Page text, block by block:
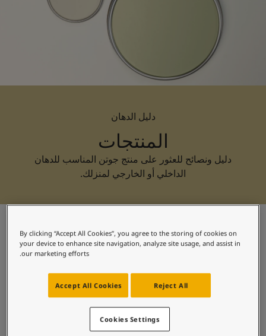
Book a painter
Contact Us
البحث عن موزع جوتن
مستندات المنتجات
أحجز خدمات الدهان
المنتجات
دليل الدهان
دليل ونصائح للعثور على منتج جوتن المناسب للدهان
الداخلي أو الخارجي لمنزلك.
By clicking “Accept All Cookies”, you agree to the storing of cookies on
your device to enhance site navigation, analyze site usage, and assist in
our marketing efforts.
Reject All
Accept All Cookies
Cookies Settings